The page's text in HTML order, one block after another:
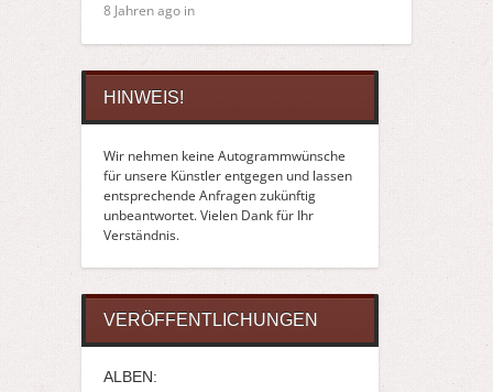
8 Jahren ago in
HINWEIS!
Wir nehmen keine Autogrammwünsche
für unsere Künstler entgegen und lassen
entsprechende Anfragen zukünftig
unbeantwortet. Vielen Dank für Ihr
Verständnis.
VERÖFFENTLICHUNGEN
ALBEN: